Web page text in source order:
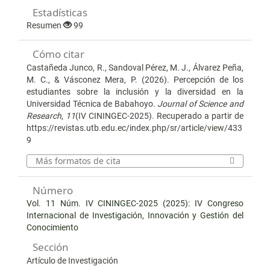
Estadísticas
Resumen 99
Cómo citar
Castañeda Junco, R., Sandoval Pérez, M. J., Álvarez Peña,
M. C., & Vásconez Mera, P. (2026). Percepción de los
estudiantes sobre la inclusión y la diversidad en la
Universidad Técnica de Babahoyo. Journal of Science and
Research, 11(IV CININGEC-2025). Recuperado a partir de
https://revistas.utb.edu.ec/index.php/sr/article/view/433
9
Más formatos de cita
Número
Vol. 11 Núm. IV CININGEC-2025 (2025): IV Congreso
Internacional de Investigación, Innovación y Gestión del
Conocimiento
Sección
Artículo de Investigación